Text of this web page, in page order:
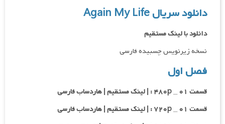
دانلود سریال Again My Life
دانلود با لینک مستقیم
نسخه زیرنویس چسبیده فارسی
فصل اول
قسمت ۰۱ _ ۴۸۰p : | لینک مستقیم | هاردساب فارسی
قسمت ۰۱ _ ۷۲۰p : | لینک مستقیم | هاردساب فارسی